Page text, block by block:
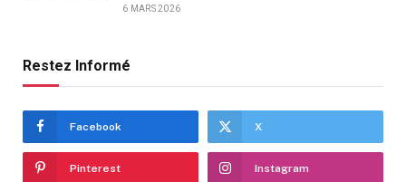
6 MARS 2026
Restez Informé
Facebook X
Pinterest Instagram